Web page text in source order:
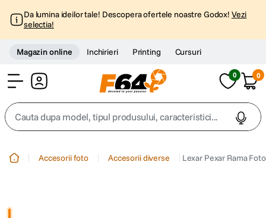
Da lumina ideilor tale! Descopera ofertele noastre Godox! Vezi
selectia!
Magazin online Inchirieri Printing Cursuri
0 0
Cauta dupa model, tipul produsului, caracteristici...
Accesorii foto Accesorii diverse Lexar Pexar Rama